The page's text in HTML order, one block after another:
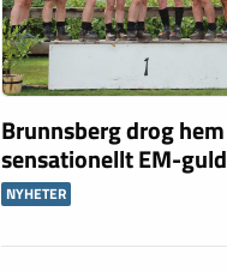
Brunnsberg drog hem
sensationellt EM-guld
NYHETER